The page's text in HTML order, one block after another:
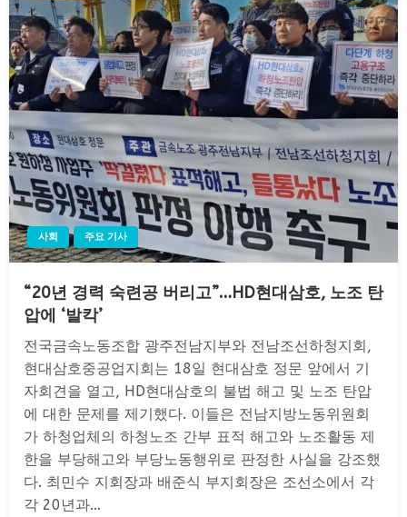
사회 주요 기사
“20년 경력 숙련공 버리고”…HD현대삼호, 노조 탄
압에 ‘발칵’
전국금속노동조합 광주전남지부와 전남조선하청지회,
현대삼호중공업지회는 18일 현대삼호 정문 앞에서 기
자회견을 열고, HD현대삼호의 불법 해고 및 노조 탄압
에 대한 문제를 제기했다. 이들은 전남지방노동위원회
가 하청업체의 하청노조 간부 표적 해고와 노조활동 제
한을 부당해고와 부당노동행위로 판정한 사실을 강조했
다. 최민수 지회장과 배준식 부지회장은 조선소에서 각
각 20년과…